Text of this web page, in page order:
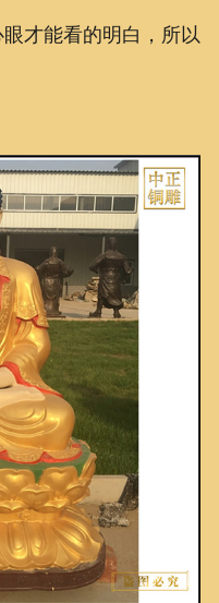
才能看的明白，所以